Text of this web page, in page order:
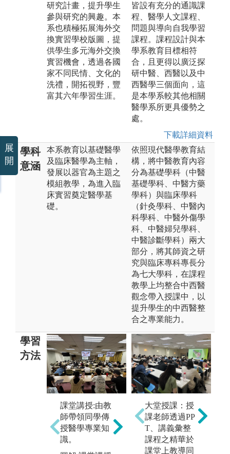
研究計畫，提升學生
參與研究的興趣。本
系也積極拓展海外交
換實習學校版圖，提
供學生多元海外交換
實習機會，透過各國
家不同民情、文化的
洗禮，開拓視野，豐
富其六年學習生涯。
皆設有充分的通識課
程、醫學人文課程、
問題與導向自我學習
課程。課程設計與本
學系教育目標相符
合，且更得以廣泛探
研中醫、西醫以及中
西醫學三個面向，這
是本學系較其他相關
醫學系所更具優勢之
處。
下載詳細資料
學科
意涵
本系教育以基礎醫學
及臨床醫學為主軸，
發展以器官為主題之
模組教學，為進入臨
床實習奠定醫學基
礎。
依照現代醫學教育結
構，將中醫教育內容
分為基礎學科（中醫
基礎學科、中醫方藥
學科）與臨床學科
（針灸學科、中醫內
科學科、中醫外傷學
科、中醫婦兒學科、
中醫診斷學科）兩大
部分，將其師資之研
究與臨床專科專長分
為七大學科，在課程
教學上均整合中西醫
觀念帶入授課中，以
提升學生的中西醫整
合之專業能力。
學習
方法
課堂講授:由教
師帶領同學傳
授醫學專業知
識。
以問題為導向
的學習(proble
m-base learnin
g):以學生為中
心並利用臨床
大堂授課：授
課老師透過PP
T、講義彙整
課程之精華於
課堂上教導同
展
開